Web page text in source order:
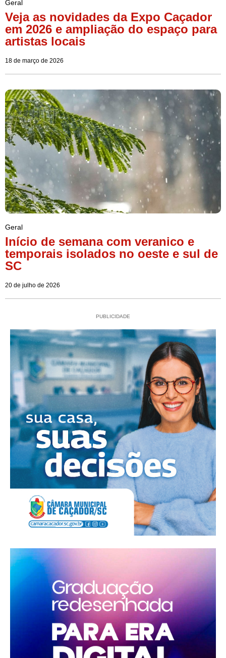
Geral
Veja as novidades da Expo Caçador
em 2026 e ampliação do espaço para
artistas locais
18 de março de 2026
Geral
Início de semana com veranico e
temporais isolados no oeste e sul de
SC
20 de julho de 2026
PUBLICIDADE